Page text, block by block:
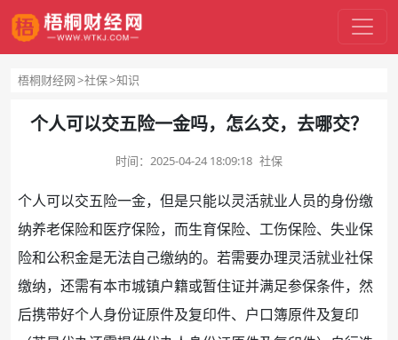
梧桐财经网 社保 知识
个人可以交五险一金吗，怎么交，去哪交？
时间： 2025-04-24 18:09:18 社保
个人可以交五险一金，但是只能以灵活就业人员的身份缴
纳养老保险和医疗保险，而生育保险、 工伤保险、 失业保
险和公积金是无法自己缴纳的。若需要办理灵活就业社保
缴纳，还需有本市城镇户籍或暂住证并满足参保条件，然
后携带好个人身份证原件及复印件、户口簿原件及复印